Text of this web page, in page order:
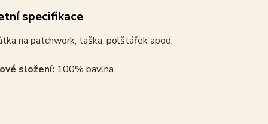
specifikace
na patchwork, taška, polštářek apod.
složení: 100% bavlna